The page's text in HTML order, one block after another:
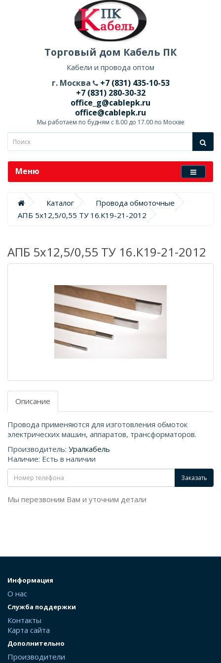
Торговый дом Кабель ПК
Кабели и провода оптом
г. Москва
+7 (831) 435-10-53
+7 (831) 280-30-32
office_g@cablepk.ru
office@cablepk.ru
Мы работаем по будням с 8.00 до 17.00 по Москве
Меню
Каталог
Провода обмоточные
АПБ 5х12,5/0,55 ТУ 16.К19-21-2012
АПБ 5х12,5/0,55 ТУ 16.К19-21-2012
Описание
Провода применяются для изготовления обмоток
электрических машин, аппаратов, трансформаторов.
Производитель: Уралкабель
Наличие: Есть в наличии
Заказать
Мы перезвоним Вам и уточним детали
Информация
О нас
Служба поддержки
Контакты
Карта сайта
Дополнительно
Производители